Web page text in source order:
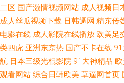
航AV 男人和女人操国产 美女被男人侵犯
在线 91免费起飞18 91成人版 午夜福利小
日韩精品欧美乱 青娱乐91 欧美自慰一区
二区 国产激情视频网站 成人视频日
成人丝瓜视频下载 日韩逼网 精东传
电影在线 成人影院在线播放 欧美足
类四虎 亚洲东京热 国产不卡在线
航 日本三级光棍影院 91大神精品
观看网站 综合日韩欧美 草逼网首页